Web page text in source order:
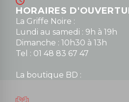
HORAIRES
La Griffe Noire :
Lundi au samedi : 9h à 19h
Dimanche : 10h30 à 13h
Tel : 01 48 83 67 47
La boutique BD :
Mardi au samedi : 10h à 13h /